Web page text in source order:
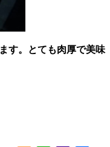
す。とても肉厚で美味